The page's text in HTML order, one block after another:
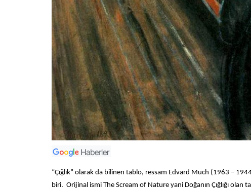
“Çığlık” olarak da bilinen tablo, ressam Edvard Much (1963 –
biri. Orijinal ismi The Scream of Nature yani Doğanın Çığlığı olan